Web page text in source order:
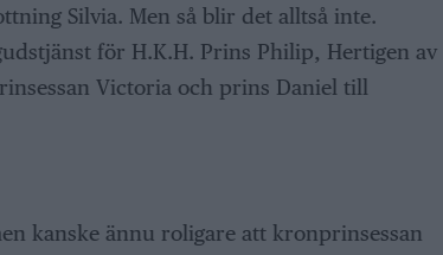
Silvia. Men så blir det alltså inte.
för H.K.H. Prins Philip, Hertigen av
Victoria och prins Daniel till
kanske ännu roligare att kronprinsessan